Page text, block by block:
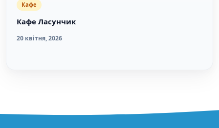
Кафе
Кафе Ласунчик
20 квітня, 2026